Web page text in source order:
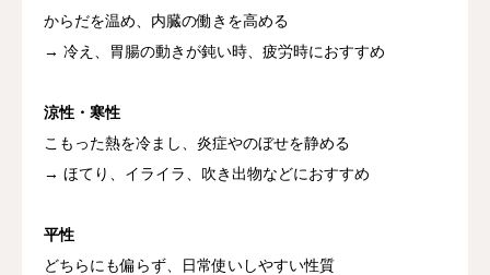
からだを温め、内臓の働きを高める
→ 冷え、胃腸の動きが鈍い時、疲労時におすすめ
涼性・寒性
こもった熱を冷まし、炎症やのぼせを静める
→ ほてり、イライラ、吹き出物などにおすすめ
平性
どちらにも偏らず、日常使いしやすい性質